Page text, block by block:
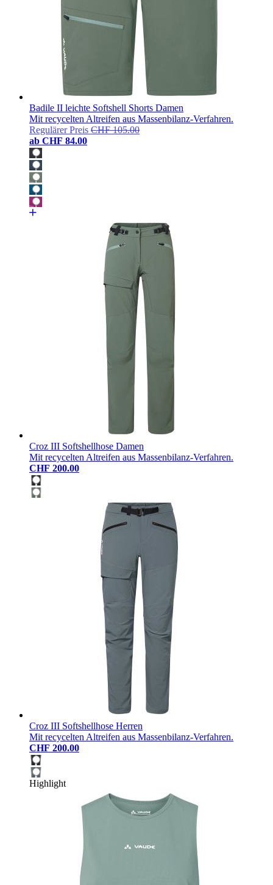
Badile II leichte Softshell Shorts Damen
Mit recycelten Altreifen aus Massenbilanz-Verfahren.
Regulärer Preis CHF 105.00
ab CHF 84.00
Croz III Softshellhose Damen
Mit recycelten Altreifen aus Massenbilanz-Verfahren.
CHF 200.00
Croz III Softshellhose Herren
Mit recycelten Altreifen aus Massenbilanz-Verfahren.
CHF 200.00
Highlight